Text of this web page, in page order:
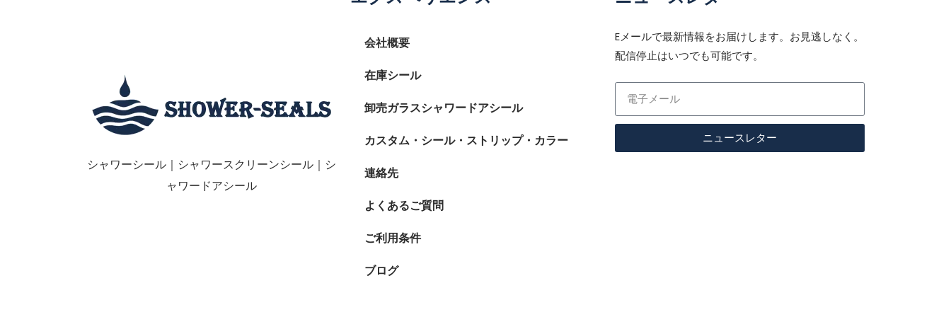
シャワーシール｜シャワースクリーンシール｜シ
ャワードアシール
会社概要
在庫シール
卸売ガラスシャワードアシール
カスタム・シール・ストリップ・カラー
連絡先
よくあるご質問
ご利用条件
ブログ
Eメールで最新情報をお届けします。お見逃しなく。
配信停止はいつでも可能です。
ニュースレター